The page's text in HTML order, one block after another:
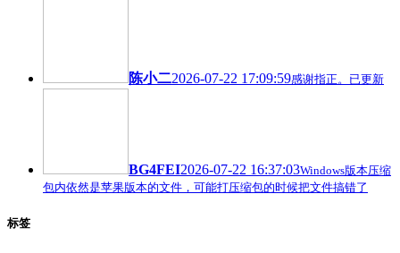
陈小二2026-07-22 17:09:59感谢指正。已更新
BG4FEI2026-07-22 16:37:03Windows版本压缩
包内依然是苹果版本的文件，可能打压缩包的时候把文件搞错了
标签